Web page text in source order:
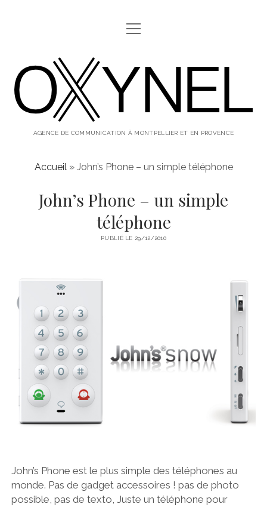
ABOUT
twitterinstagram
linkedin
ouvrir
menu
oxynel,
le
blog
AGENCE DE COMMUNICATION À MONTPELLIER ET EN PROVENCE
Accueil» John’s Phone – un simple téléphone
John’s Phone – un simple
téléphone
PUBLIÉ LE 29/12/2010
John’s Phone est le plus simple des téléphones au
monde. Pas de gadget accessoires ! pas de photo
possible, pas de texto, Juste un téléphone pour